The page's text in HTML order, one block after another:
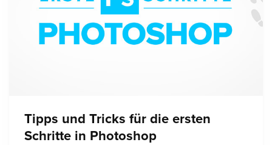
Tipps und Tricks für die ersten
Schritte in Photoshop